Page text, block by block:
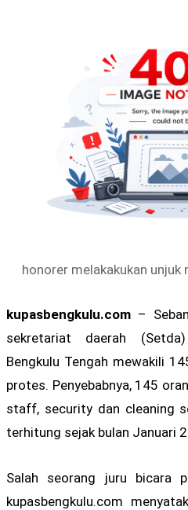
honorer melakakukan unjuk
kupasbengkulu.com –
sekretariat daerah
Bengkulu Tengah mewakili
protes. Penyebabnya, 145
staff, security dan cleaning
terhitung sejak bulan Januari
Salah seorang juru bicara
kupasbengkulu.com